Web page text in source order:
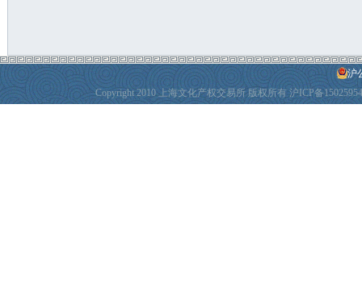
沪
Copyright 2010 上海文化产权交易所 版权所有沪ICP备